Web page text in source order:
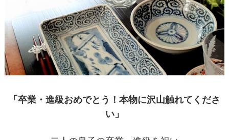
「卒業・進級おめでとう！本物に沢山触れてくださ
い」